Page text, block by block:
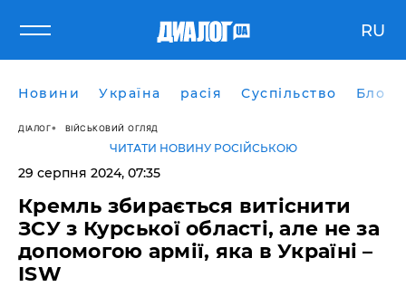
RU
Новини Україна расія Суспільство Блоги
ДІАЛОГ ВІЙСЬКОВИЙ ОГЛЯД
ЧИТАТИ НОВИНУ РОСІЙСЬКОЮ
29 серпня 2024, 07:35
Кремль збирається витіснити
ЗСУ з Курської області, але не за
допомогою армії, яка в Україні –
ISW